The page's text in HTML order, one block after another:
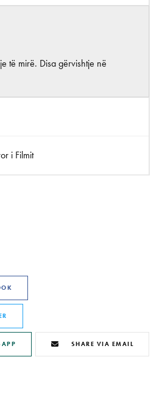
të mirë. Disa gërvishtje në
i Filmit
SHARE VIA EMAIL